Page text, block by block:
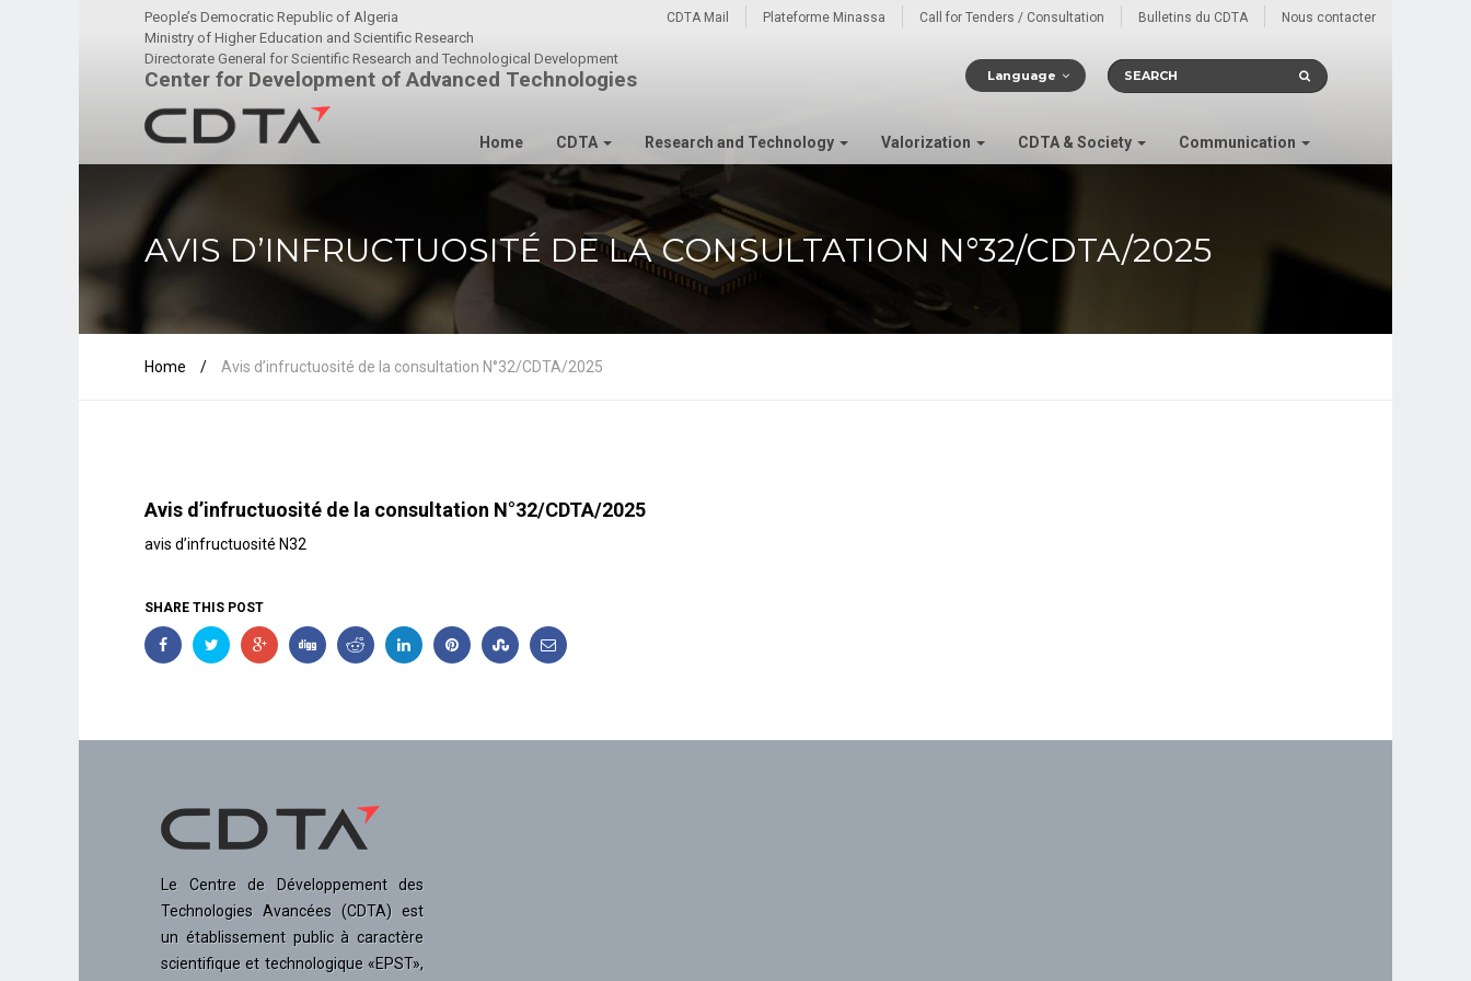
Nous contacter
Bulletins du CDTA
Call for Tenders / Consultation
Plateforme Minassa
CDTA Mail
Language
People’s Democratic Republic of Algeria
Ministry of Higher Education and Scientific Research
Directorate General for Scientific Research and Technological Development
Center for Development of Advanced Technologies
Home CDTA Research and Technology Valorization CDTA & Society Communication
AVIS D’INFRUCTUOSITÉ DE LA CONSULTATION N°32/CDTA/2025
Home / Avis d’infructuosité de la consultation N°32/CDTA/2025
Avis d’infructuosité de la consultation N°32/CDTA/2025
avis d’infructuosité N32
SHARE THIS POST
Le Centre de Développement des
Technologies Avancées (CDTA) est
un établissement public à caractère
scientifique et technologique «EPST»,